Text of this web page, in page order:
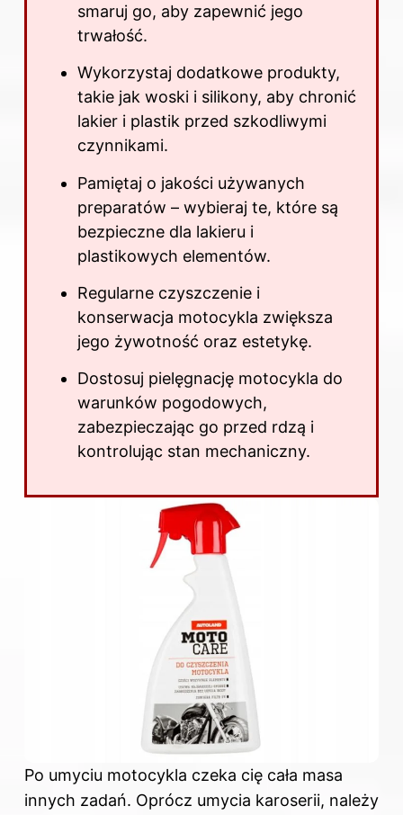
smaruj go, aby zapewnić jego
trwałość.
Wykorzystaj dodatkowe produkty,
takie jak woski i silikony, aby chronić
lakier i plastik przed szkodliwymi
czynnikami.
Pamiętaj o jakości używanych
preparatów – wybieraj te, które są
bezpieczne dla lakieru i
plastikowych elementów.
Regularne czyszczenie i
konserwacja motocykla zwiększa
jego żywotność oraz estetykę.
Dostosuj pielęgnację motocykla do
warunków pogodowych,
zabezpieczając go przed rdzą i
kontrolując stan mechaniczny.
Po umyciu motocykla czeka cię cała masa
innych zadań. Oprócz umycia karoserii, należy